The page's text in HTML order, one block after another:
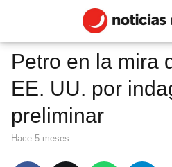
Petro en la mira
EE. UU. por
preliminar
hace 5 meses